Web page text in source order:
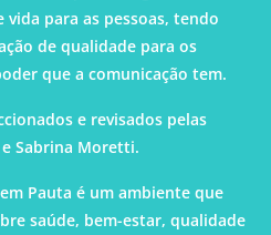
para as pessoas, tendo
de qualidade para os
que a comunicação tem.
e revisados pelas
Sabrina Moretti.
Pauta é um ambiente que
saúde, bem-estar, qualidade